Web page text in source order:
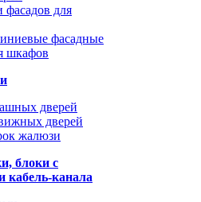
фасадов для
фасадные
шкафов
дверей
дверей
жалюзи
блоки с
кабель-канала